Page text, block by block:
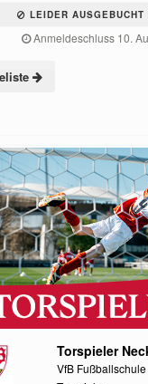
LEIDER
Anmeldeschluss 10.
Torspieler
VfB Fußballschule